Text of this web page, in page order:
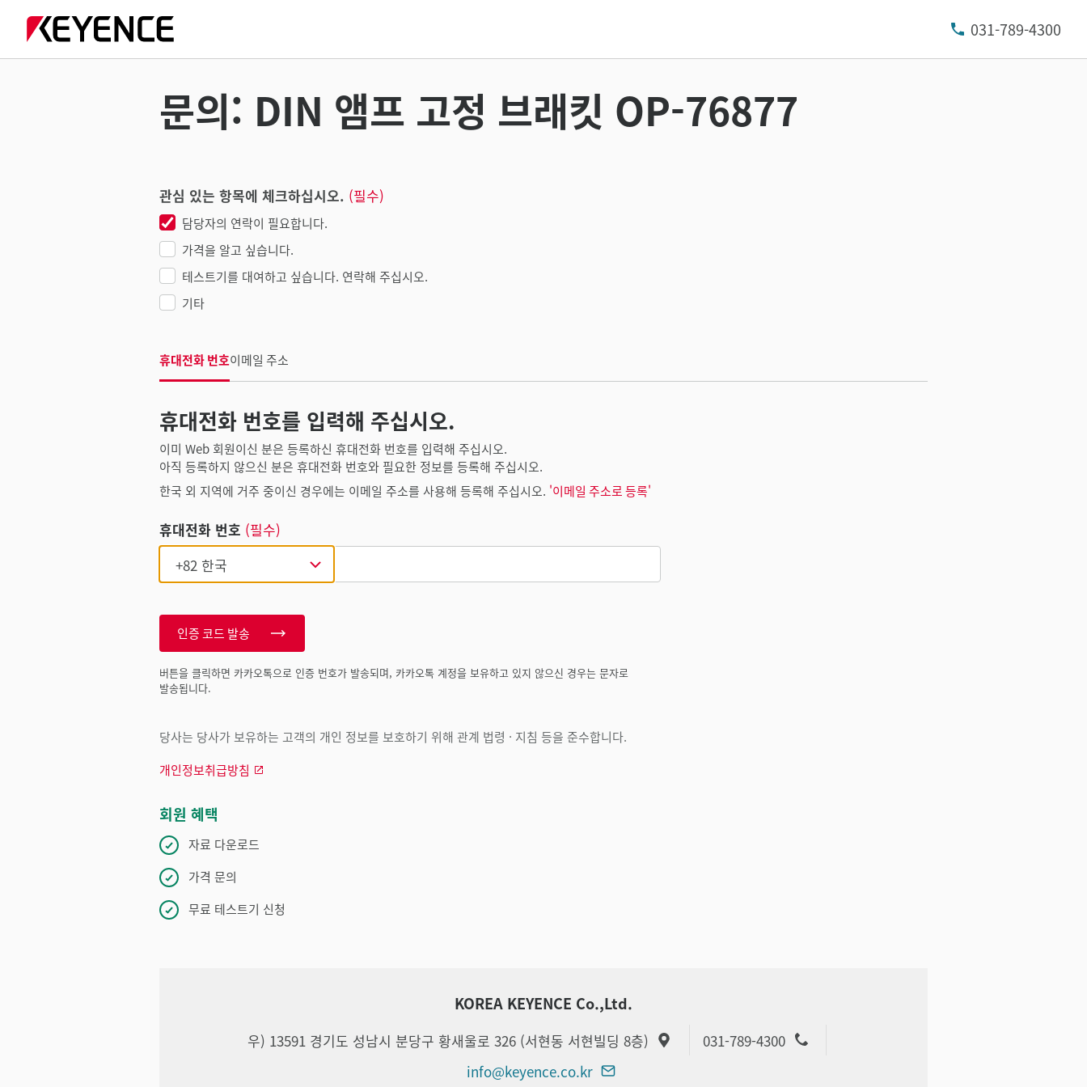
031-789-4300
문의: DIN 앰프 고정 브래킷 OP-76877
관심 있는 항목에 체크하십시오. (필수)
담당자의 연락이 필요합니다.
가격을 알고 싶습니다.
테스트기를 대여하고 싶습니다. 연락해 주십시오.
기타
휴대전화 번호이메일 주소
휴대전화 번호를 입력해 주십시오.
이미 Web 회원이신 분은 등록하신 휴대전화 번호를 입력해 주십시오.
아직 등록하지 않으신 분은 휴대전화 번호와 필요한 정보를 등록해 주십시오.
한국 외 지역에 거주 중이신 경우에는 이메일 주소를 사용해 등록해 주십시오. '이메일 주소로 등록'
휴대전화 번호 (필수)
인증 코드 발송
버튼을 클릭하면 카카오톡으로 인증 번호가 발송되며, 카카오톡 계정을 보유하고 있지 않으신 경우는 문자로
발송됩니다.
당사는 당사가 보유하는 고객의 개인 정보를 보호하기 위해 관계 법령 · 지침 등을 준수합니다.
개인정보취급방침
회원 혜택
자료 다운로드
가격 문의
무료 테스트기 신청
KOREA KEYENCE Co.,Ltd.
우) 13591 경기도 성남시 분당구 황새울로 326 (서현동 서현빌딩 8층)
031-789-4300
info@keyence.co.kr